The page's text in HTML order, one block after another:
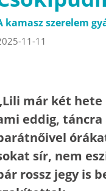
kamasz szerelem
11-11
már két
eddig,
sír, nem
rossz jegy is